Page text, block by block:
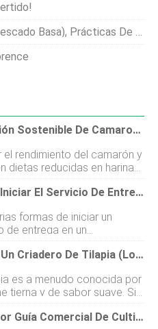
Basa), Prácticas De Cultivo
Nutrición Sostenible De Camarones
el rendimiento del camarón y
dietas reducidas en harina
con Prosaf® de Otavio
y Nadège Richard,
harina de pescado en
comerciales ha disminuido
en los últimos años,
la etapa de vida del
sistemas de producción e
Además, estimaciones
sugieren que el uso de
pescado se puede reducir
Cómo Iniciar El Servicio De Entrega A Domicilio En Restaurantes
formas de iniciar un
de entrega en un
La primera es iniciar un
y agregar un servicio de
de entrega y adjuntar a
restaurantes en su localidad.
en socio o comprar un
Iniciar Un Criadero De Tilapia (lo Que Debe Saber)
es a menudo conocida por
tierna y de sabor suave. Sin
También es uno de los
más populares La Mejor Guía Comercial De Cultivo De Peces De Tilapia Para Principiantes